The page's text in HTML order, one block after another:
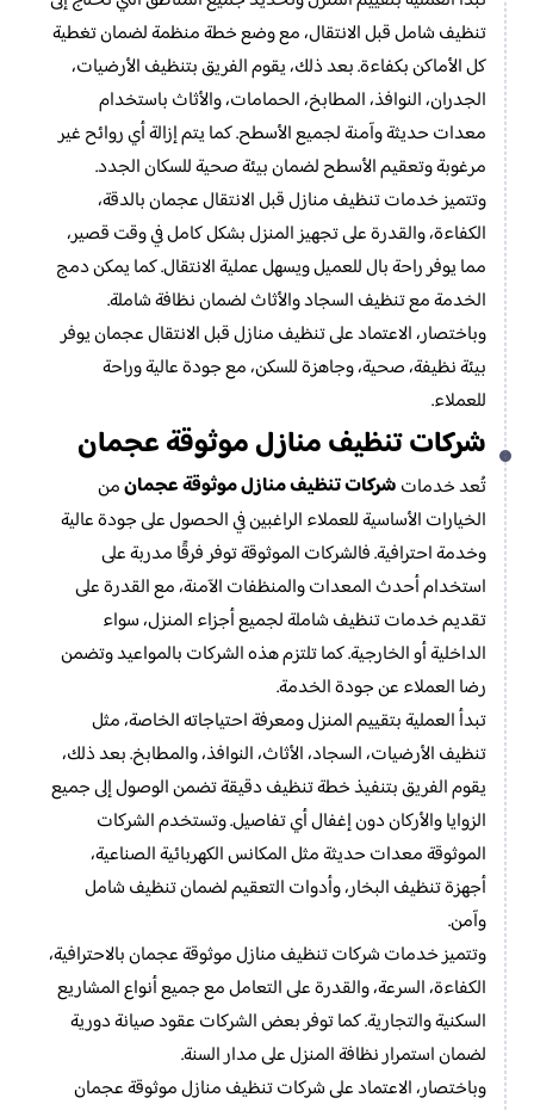
تنظيف شامل قبل الانتقال، مع وضع خطة منظمة لضمان تغطية
كل الأماكن بكفاءة. بعد ذلك، يقوم الفريق بتنظيف الأرضيات،
الجدران، النوافذ، المطابخ، الحمامات، والأثاث باستخدام
معدات حديثة وآمنة لجميع الأسطح. كما يتم إزالة أي روائح غير
مرغوبة وتعقيم الأسطح لضمان بيئة صحية للسكان الجدد.
وتتميز خدمات تنظيف منازل قبل الانتقال عجمان بالدقة،
الكفاءة، والقدرة على تجهيز المنزل بشكل كامل في وقت قصير،
مما يوفر راحة بال للعميل ويسهل عملية الانتقال. كما يمكن دمج
الخدمة مع تنظيف السجاد والأثاث لضمان نظافة شاملة.
وباختصار، الاعتماد على تنظيف منازل قبل الانتقال عجمان يوفر
بيئة نظيفة، صحية، وجاهزة للسكن، مع جودة عالية وراحة
للعملاء.
شركات تنظيف منازل موثوقة عجمان
تُعد خدماتشركات تنظيف منازل موثوقة عجمانمن
الخيارات الأساسية للعملاء الراغبين في الحصول على جودة عالية
وخدمة احترافية. فالشركات الموثوقة توفر فرقًا مدربة على
استخدام أحدث المعدات والمنظفات الآمنة، مع القدرة على
تقديم خدمات تنظيف شاملة لجميع أجزاء المنزل، سواء
الداخلية أو الخارجية. كما تلتزم هذه الشركات بالمواعيد وتضمن
رضا العملاء عن جودة الخدمة.
تبدأ العملية بتقييم المنزل ومعرفة احتياجاته الخاصة، مثل
تنظيف الأرضيات، السجاد، الأثاث، النوافذ، والمطابخ. بعد ذلك،
يقوم الفريق بتنفيذ خطة تنظيف دقيقة تضمن الوصول إلى جميع
الزوايا والأركان دون إغفال أي تفاصيل. وتستخدم الشركات
الموثوقة معدات حديثة مثل المكانس الكهربائية الصناعية،
أجهزة تنظيف البخار، وأدوات التعقيم لضمان تنظيف شامل
وآمن.
وتتميز خدمات شركات تنظيف منازل موثوقة عجمان بالاحترافية،
الكفاءة، السرعة، والقدرة على التعامل مع جميع أنواع المشاريع
السكنية والتجارية. كما توفر بعض الشركات عقود صيانة دورية
لضمان استمرار نظافة المنزل على مدار السنة.
وباختصار، الاعتماد على شركات تنظيف منازل موثوقة عجمان